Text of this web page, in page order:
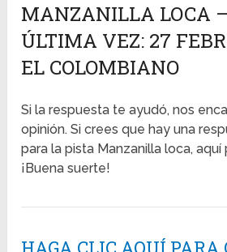
MANZANILLA LOCA
ÚLTIMA VEZ: 27
EL COLOMBIANO
Si la respuesta te ayudó, nos
opinión. Si crees que hay una
para la pista Manzanilla loca, aquí
¡Buena suerte!